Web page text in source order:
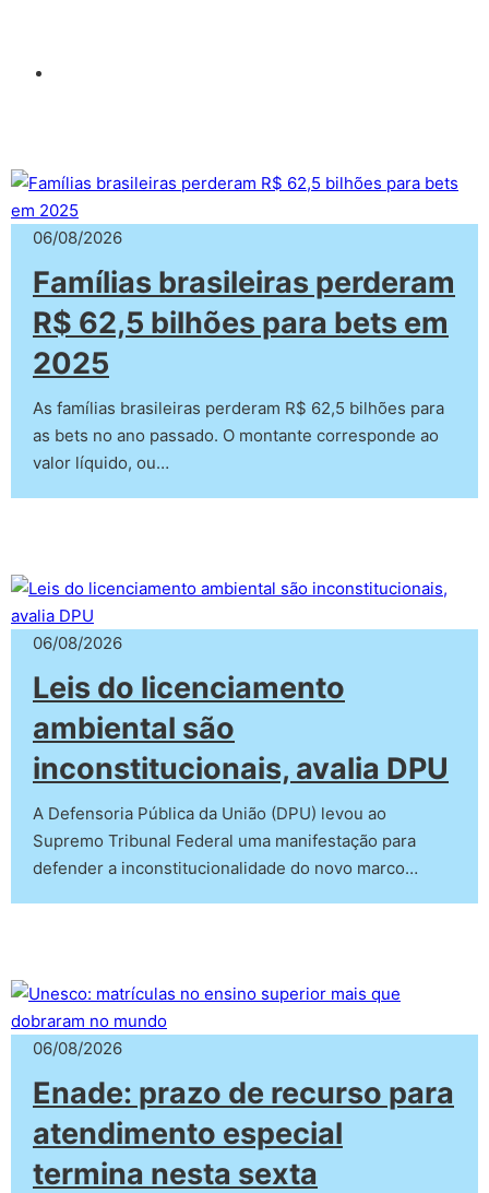
06/08/2026
Famílias brasileiras perderam
R$ 62,5 bilhões para bets em
2025
As famílias brasileiras perderam R$ 62,5 bilhões para
as bets no ano passado. O montante corresponde ao
valor líquido, ou…
06/08/2026
Leis do licenciamento
ambiental são
inconstitucionais, avalia DPU
A Defensoria Pública da União (DPU) levou ao
Supremo Tribunal Federal uma manifestação para
defender a inconstitucionalidade do novo marco…
06/08/2026
Enade: prazo de recurso para
atendimento especial
termina nesta sexta